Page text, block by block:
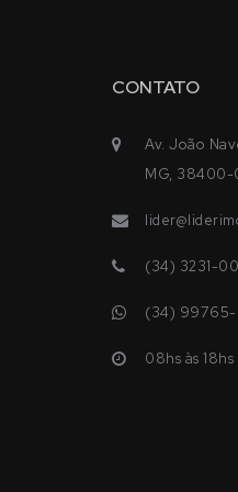
CONTATO
Av. João
MG, 38400-
(34) 3231-
(34) 99765-
08hs às